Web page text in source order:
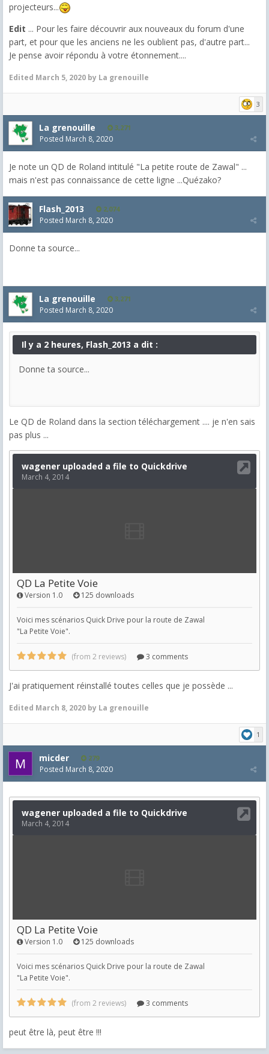
projecteurs...
Edit ... Pour les faire découvrir aux nouveaux du forum d'une
part, et pour que les anciens ne les oublient pas, d'autre part...
Je pense avoir répondu à votre étonnement....
Edited March 5, 2020 by La grenouille
3
La grenouille 3,271
Posted March 8, 2020
Je note un QD de Roland intitulé "La petite route de Zawal" ...
mais n'est pas connaissance de cette ligne ...Quézako?
Flash_2013 2,074
Posted March 8, 2020
Donne ta source...
La grenouille 3,271
Posted March 8, 2020
Il y a 2 heures, Flash_2013 a dit :
Donne ta source...
Le QD de Roland dans la section téléchargement .... je n'en sais
pas plus ...
J'ai pratiquement réinstallé toutes celles que je possède ...
Edited March 8, 2020 by La grenouille
1
micder 279
Posted March 8, 2020
peut être là, peut être !!!